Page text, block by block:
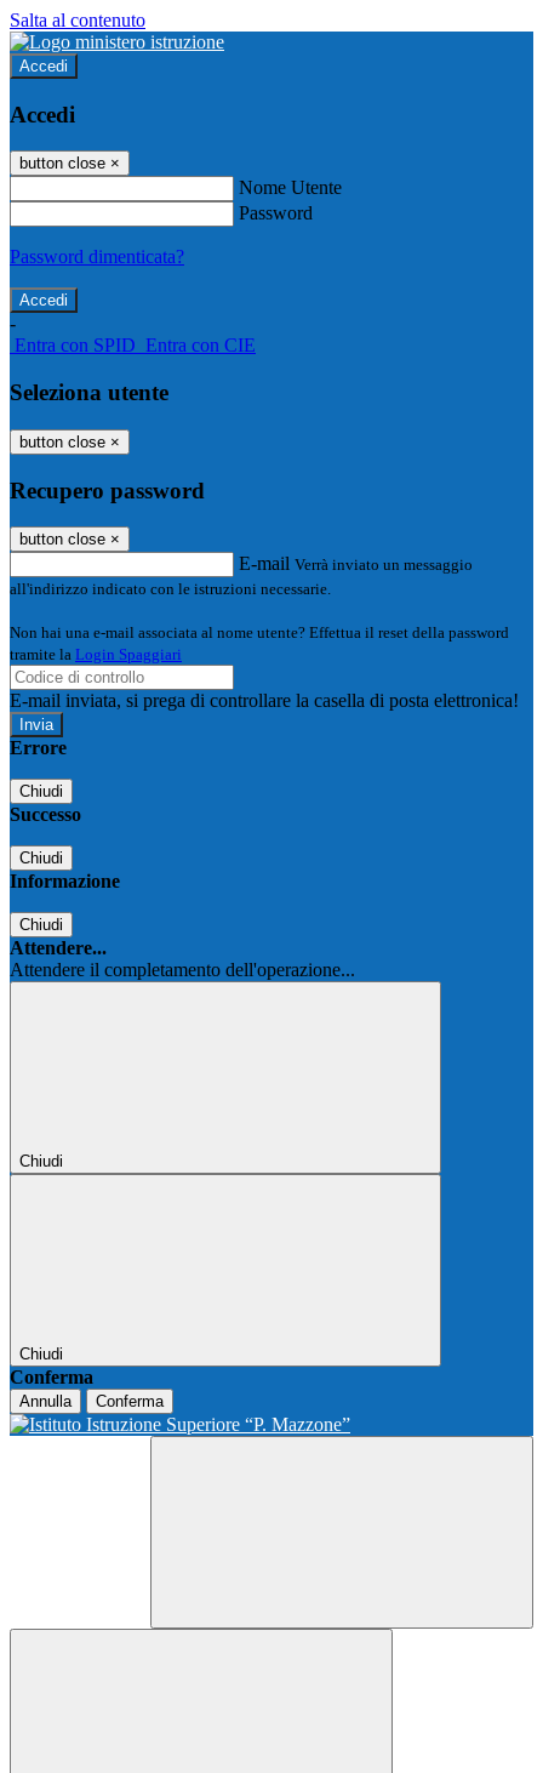
Salta al contenuto
Accedi
Accedi
button close ×
Nome Utente
Password
Password dimenticata?
-
Entra con SPID Entra con CIE
Seleziona utente
button close ×
Recupero password
button close ×
E-mail Verrà inviato un messaggio
all'indirizzo indicato con le istruzioni necessarie.
Non hai una e-mail associata al nome utente? Effettua il reset della password
tramite la Login Spaggiari
E-mail inviata, si prega di controllare la casella di posta elettronica!
Errore
Chiudi
Successo
Chiudi
Informazione
Chiudi
Attendere...
Attendere il completamento dell'operazione...
Chiudi
Chiudi
Conferma
Annulla Conferma